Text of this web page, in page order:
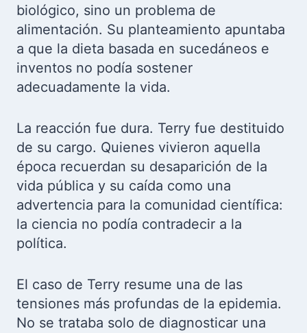
biológico, sino un problema de
alimentación. Su planteamiento apuntaba
a que la dieta basada en sucedáneos e
inventos no podía sostener
adecuadamente la vida.
La reacción fue dura. Terry fue destituido
de su cargo. Quienes vivieron aquella
época recuerdan su desaparición de la
vida pública y su caída como una
advertencia para la comunidad científica:
la ciencia no podía contradecir a la
política.
El caso de Terry resume una de las
tensiones más profundas de la epidemia.
No se trataba solo de diagnosticar una